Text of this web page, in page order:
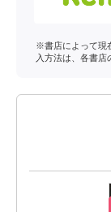
※書店によって現
入方法は、各書店